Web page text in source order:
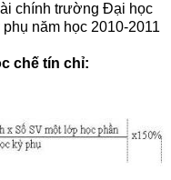
chính trường Đại học
năm học 2010-2011
chế tín chỉ: